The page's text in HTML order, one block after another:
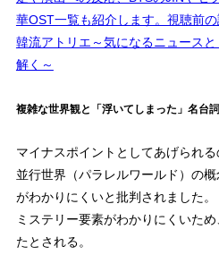
華OST一覧も紹介します。視聴前の
韓流アトリエ～気になるニュース
解く～
複雑な世界観と「浮いてしまった」名台
マイナスポイントとしてあげられる
並行世界（パラレルワールド）の
がわかりにくいと批判されました。
ミステリー要素がわかりにくいた
たとされる。